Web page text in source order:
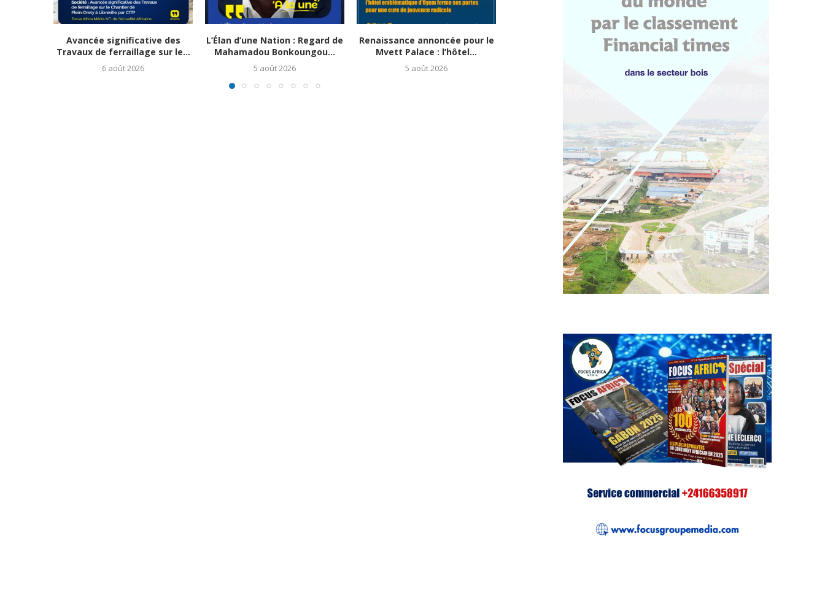
Avancée significative des
Travaux de ferraillage sur le...
6 août 2026
L’Élan d’une Nation : Regard de
Mahamadou Bonkoungou...
5 août 2026
Renaissance annoncée pour le
Mvett Palace : l’hôtel...
5 août 2026
La Promenade de la Nomba
sort de terre...
Corridor Libreville-Brazzaville :
les travaux de bitumage de...